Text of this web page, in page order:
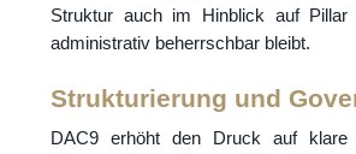
Struktur auch im Hinblick auf
administrativ beherrschbar bleibt.
Strukturierung und
DAC9 erhöht den Druck auf klare